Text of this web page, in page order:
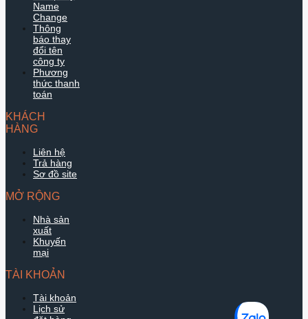
Name
Change
Thông
báo thay
đổi tên
công ty
Phương
thức thanh
toán
KHÁCH
HÀNG
Liên hệ
Trả hàng
Sơ đồ site
MỞ RỘNG
Nhà sản
xuất
Khuyến
mại
TÀI KHOẢN
Tài khoản
Lịch sử